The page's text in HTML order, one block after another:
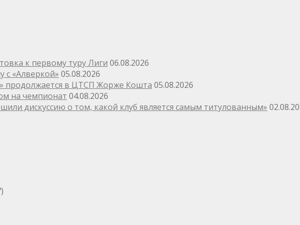
к первому туру Лиги 06.08.2026
с «Алверкой» 05.08.2026
продолжается в ЦТСП Жорже Кошта 05.08.2026
на чемпионат 04.08.2026
дискуссию о том, какой клуб является самым титулованным»